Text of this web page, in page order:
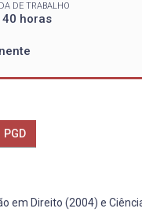
DE TRABALHO
horas
PGD
em Direito (2004) e